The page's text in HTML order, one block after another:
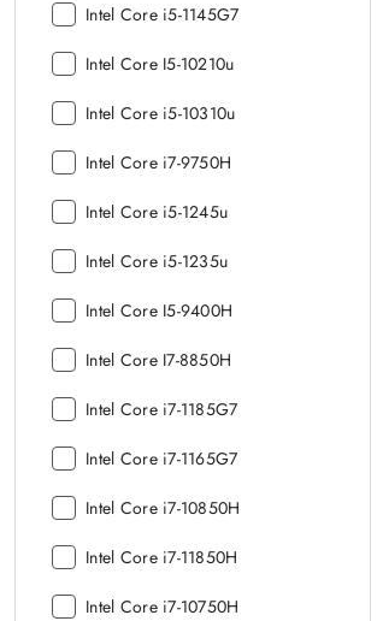
Model
Intel Core i5-1145G7
Model
Intel Core I5-10210u
Model
Intel Core i5-10310u
Model
Intel Core i7-9750H
Model
Intel Core i5-1245u
Model
Intel Core i5-1235u
Model
Intel Core I5-9400H
Model
Intel Core I7-8850H
Model
Intel Core i7-1185G7
Model
Intel Core i7-1165G7
Model
Intel Core i7-10850H
Model
Intel Core i7-11850H
Model
Intel Core i7-10750H